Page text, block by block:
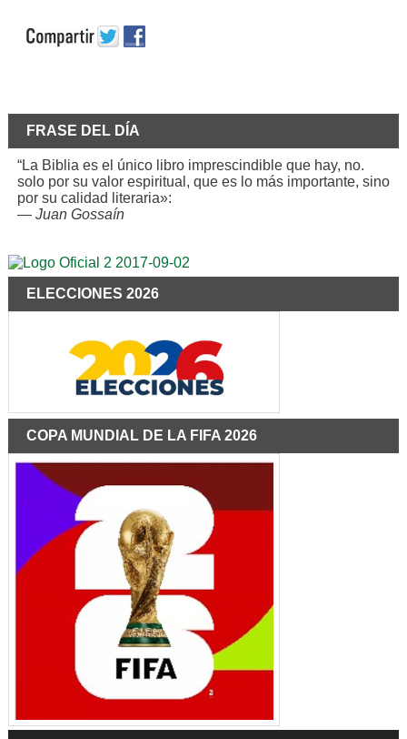
FRASE DEL DÍA
“La Biblia es el único libro imprescindible que hay, no.
solo por su valor espiritual, que es lo más importante, sino
por su calidad literaria»:
— Juan Gossaín
ELECCIONES 2026
COPA MUNDIAL DE LA FIFA 2026